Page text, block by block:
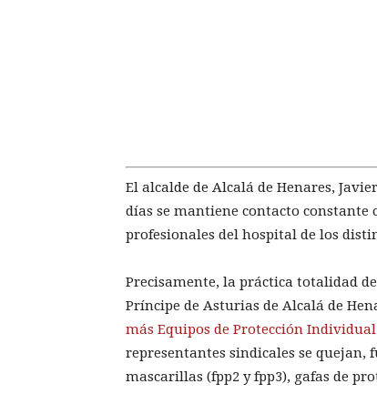
El alcalde de Alcalá de Henares,
días se mantiene contacto constante
profesionales del hospital de los
Precisamente, la práctica totalidad
Príncipe de Asturias de Alcalá de
más Equipos de Protección
representantes sindicales se
mascarillas (fpp2 y fpp3), gafas de